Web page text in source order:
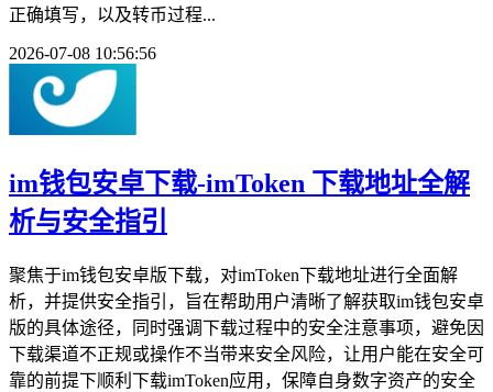
正确填写，以及转币过程...
2026-07-08 10:56:56
im钱包安卓下载-imToken 下载地址全解
析与安全指引
聚焦于im钱包安卓版下载，对imToken下载地址进行全面解
析，并提供安全指引，旨在帮助用户清晰了解获取im钱包安卓
版的具体途径，同时强调下载过程中的安全注意事项，避免因
下载渠道不正规或操作不当带来安全风险，让用户能在安全可
靠的前提下顺利下载imToken应用，保障自身数字资产的安全